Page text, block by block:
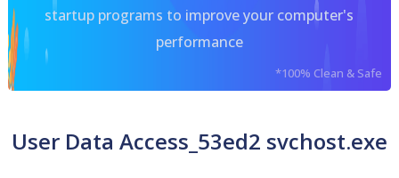
startup programs to improve your computer's
performance
*100% Clean & Safe
User Data Access_53ed2 svchost.exe